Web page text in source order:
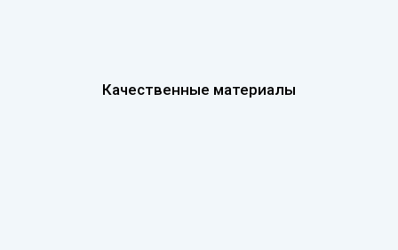
Качественные материалы